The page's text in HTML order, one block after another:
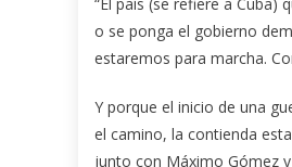
o se ponga el gobierno
estaremos para marcha.
Y porque el inicio de una
el camino, la contienda
junto con Máximo Gómez